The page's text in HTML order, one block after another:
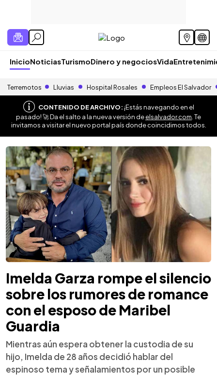
InicioNoticiasTurismoDinero y negociosVida
Terremotos Lluvias Hospital Rosales Empleos El Salvador
CONTENIDO DE ARCHIVO:¡Estás navegando en el
pasado! 🚀 Da el salto a la nueva versión deelsalvador.com . Te
invitamos a visitar el nuevo portal país donde coincidimos todos.
Imelda Garza rompe el silencio
sobre los rumores de romance
con el esposo de Maribel
Guardia
Mientras aún espera obtener la custodia de su
hijo, Imelda de 28 años decidió hablar del
espinoso tema y señalamientos por un posible